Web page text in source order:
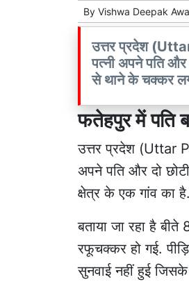
By Vishwa Deepak
उत्तर प्रदेश
पत्नी अपने पति और
से थाने के चक्कर
फतेहपुर में पति
उत्तर प्रदेश (Uttar
अपने पति और दो
क्षेत्र के एक गांव का है.
बताया जा रहा है
रफूचक्कर हो गई.
सुनवाई नहीं हुई